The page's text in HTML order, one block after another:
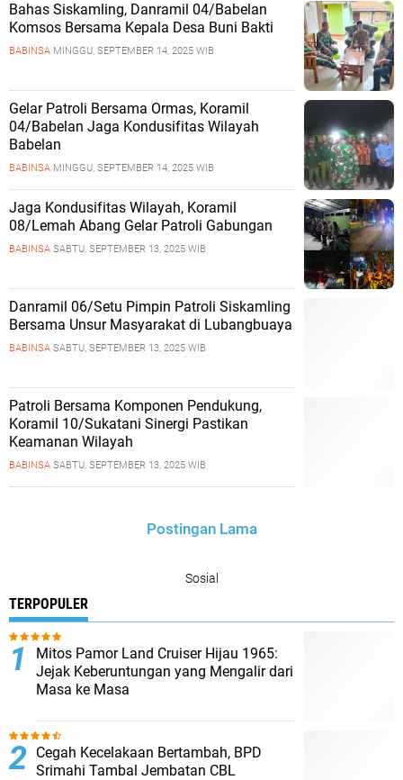
Bahas Siskamling, Danramil 04/Babelan
Komsos Bersama Kepala Desa Buni Bakti
BABINSA MINGGU, SEPTEMBER 14, 2025 WIB
Gelar Patroli Bersama Ormas, Koramil
04/Babelan Jaga Kondusifitas Wilayah
Babelan
BABINSA MINGGU, SEPTEMBER 14, 2025 WIB
Jaga Kondusifitas Wilayah, Koramil
08/Lemah Abang Gelar Patroli Gabungan
BABINSA SABTU, SEPTEMBER 13, 2025 WIB
Danramil 06/Setu Pimpin Patroli Siskamling
Bersama Unsur Masyarakat di Lubangbuaya
BABINSA SABTU, SEPTEMBER 13, 2025 WIB
Patroli Bersama Komponen Pendukung,
Koramil 10/Sukatani Sinergi Pastikan
Keamanan Wilayah
BABINSA SABTU, SEPTEMBER 13, 2025 WIB
Postingan Lama
Sosial
TERPOPULER
Mitos Pamor Land Cruiser Hijau 1965:
Jejak Keberuntungan yang Mengalir dari
Masa ke Masa
Cegah Kecelakaan Bertambah, BPD
Srimahi Tambal Jembatan CBL